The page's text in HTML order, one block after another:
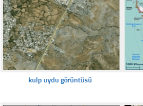
kulp uydu görüntüsü